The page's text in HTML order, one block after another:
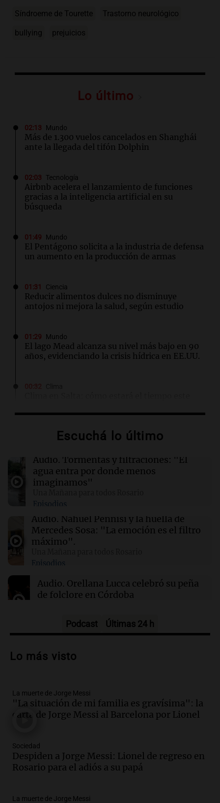
Síndroeme de Tourette Trastorno neurológico
bullying prejuicios
Lo último
02:13 Mundo
Más de 1.300 vuelos cancelados en Shanghái
ante la llegada del tifón Dolphin
02:03 Tecnología
Airbnb acelera el lanzamiento de funciones
gracias a la inteligencia artificial en su
búsqueda
01:49 Mundo
El Pentágono solicita a la industria de defensa
un aumento en la producción de armas
01:31 Ciencia
Reducir alimentos dulces no disminuye
antojos ni mejora la salud, según estudio
01:29 Mundo
El lago Mead alcanza su nivel más bajo en 90
años, evidenciando la crisis hídrica en EE.UU.
Clima
este domingo 9 de agosto
00:21 Clima
este domingo 9 de agosto
00:16 Clima
Clima en Santa Fe: cómo estará el tiempo este
Escuchá lo último
Audio. Tormentas y filtraciones: "El
agua entra por donde menos
imaginamos"
Episodios
Audio. Nahuel Pennisi y la huella de
Mercedes Sosa: "La emoción es el filtro
máximo".
Episodios
Audio. Orellana Lucca celebró su peña
de folclore en Córdoba
Audio.Trágico accidente en Mendoza:
vehículos desde un puente
Audio.Tragedia en Mendoza: un muerto
y cinco heridos tras caer dos autos desde
un puente
Episodios
Audio.Messi llegará esta noche a
Rosario para acompañar a su familia
Episodios
Podcast Últimas 24 h
Lo más visto
La muerte de Jorge Messi
"La situación de mi familia es gravísima": la
carta de Jorge Messi al Barcelona por Lionel
Sociedad
Despiden a Jorge Messi: Lionel de regreso en
Rosario para el adiós a su papá
La muerte de Jorge Messi